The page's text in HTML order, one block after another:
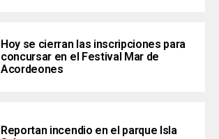
Hoy se cierran las inscripciones para
concursar en el Festival Mar de
Acordeones
Reportan incendio en el parque Isla